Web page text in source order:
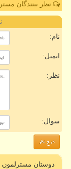
نظر بینندگان
نام:
ایمیل:
نظر:
سوال:
دوستان مسترلمون